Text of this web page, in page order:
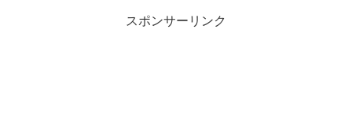
スポンサーリンク